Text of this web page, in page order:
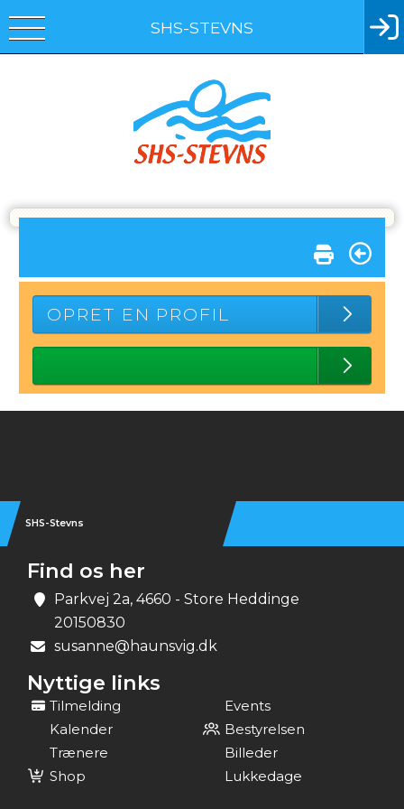
SHS-STEVNS
OPRET EN PROFIL
SHS-Stevns
Find os her
Parkvej 2a, 4660 - Store Heddinge
20150830
susanne@haunsvig.dk
Nyttige links
Tilmelding
Events
Kalender
Bestyrelsen
Trænere
Billeder
Shop
Lukkedage